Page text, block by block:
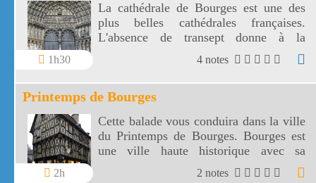
1h30
La cathédrale de Bourges est une des
plus belles cathédrales françaises.
L'absence de transept donne à la
cathédrale de Bourges une perspective
4 notes
Printemps de Bourges
2h
Cette balade vous conduira dans la ville
du Printemps de Bourges. Bourges est
une ville haute historique avec sa
cathédrale Saint Etienne, ses vieilles
2 notes